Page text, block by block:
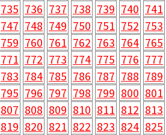
735 736 737 738 739 740 741
747 748 749 750 751 752 753
759 760 761 762 763 764 765
771 772 773 774 775 776 777
783 784 785 786 787 788 789
795 796 797 798 799 800 801
807 808 809 810 811 812 813
819 820 821 822 823 824 825